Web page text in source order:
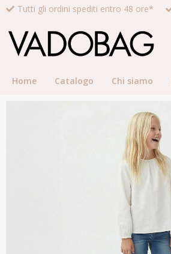
Tutti gli ordini spediti entro 48 ore*
Home Catalogo Chi siamo